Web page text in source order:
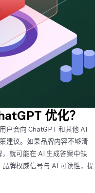
优化？
户会向 ChatGPT 和其他 AI
建议。如果品牌内容不够清
就可能在 AI 生成答案中缺
牌权威信号与 AI 可读性，提